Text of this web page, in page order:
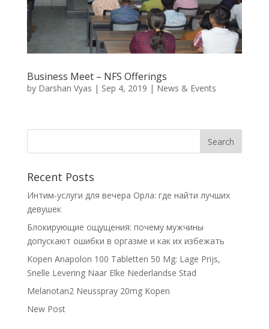
Business Meet – NFS Offerings
by Darshan Vyas | Sep 4, 2019 | News & Events
Recent Posts
Интим-услуги для вечера Орла: где найти лучших
девушек
Блокирующие ощущения: почему мужчины
допускают ошибки в оргазме и как их избежать
Kopen Anapolon 100 Tabletten 50 Mg: Lage Prijs,
Snelle Levering Naar Elke Nederlandse Stad
Melanotan2 Neusspray 20mg Kopen
New Post